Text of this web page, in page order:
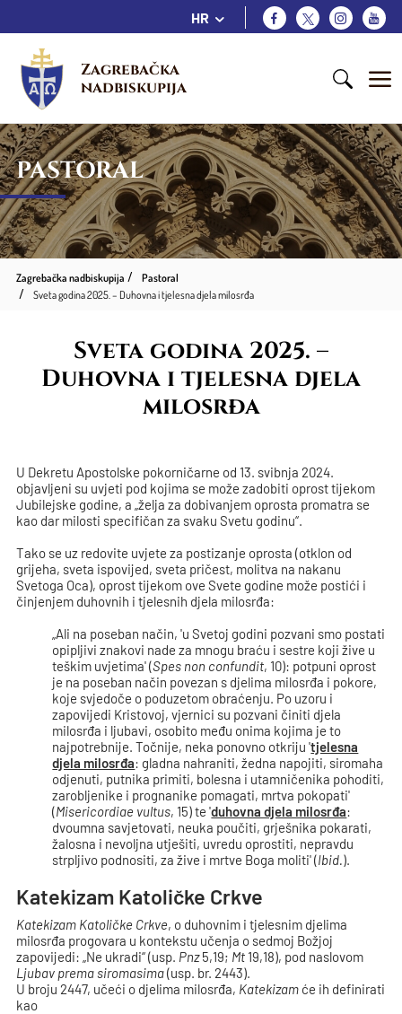
HR
Zagrebačka
nadbiskupija
PASTORAL
Zagrebačka nadbiskupija
Pastoral
Sveta godina 2025. – Duhovna i tjelesna djela milosrđa
Sveta godina 2025. –
Duhovna i tjelesna djela
milosrđa
U Dekretu Apostolske pokorničarne od 13. svibnja 2024.
objavljeni su uvjeti pod kojima se može zadobiti oprost tijekom
Jubilejske godine, a „želja za dobivanjem oprosta promatra se
kao dar milosti specifičan za svaku Svetu godinu“.
Tako se uz redovite uvjete za postizanje oprosta (otklon od
grijeha, sveta ispovijed, sveta pričest, molitva na nakanu
Svetoga Oca), oprost tijekom ove Svete godine može postići i
činjenjem duhovnih i tjelesnih djela milosrđa:
„Ali na poseban način, 'u Svetoj godini pozvani smo postati
opipljivi znakovi nade za mnogu braću i sestre koji žive u
teškim uvjetima' (Spes non confundit, 10): potpuni oprost
je na poseban način povezan s djelima milosrđa i pokore,
koje svjedoče o poduzetom obraćenju. Po uzoru i
zapovijedi Kristovoj, vjernici su pozvani činiti djela
milosrđa i ljubavi, osobito među onima kojima je to
najpotrebnije. Točnije, neka ponovno otkriju 'tjelesna
djela milosrđa: gladna nahraniti, žedna napojiti, siromaha
odjenuti, putnika primiti, bolesna i utamničenika pohoditi,
zarobljenike i prognanike pomagati, mrtva pokopati'
(Misericordiae vultus, 15) te 'duhovna djela milosrđa:
dvoumna savjetovati, neuka poučiti, grješnika pokarati,
žalosna i nevoljna utješiti, uvredu oprostiti, nepravdu
strpljivo podnositi, za žive i mrtve Boga moliti' (Ibid.).
Katekizam Katoličke Crkve
Katekizam Katoličke Crkve, o duhovnim i tjelesnim djelima
milosrđa progovara u kontekstu učenja o sedmoj Božjoj
zapovijedi: „Ne ukradi“ (usp. Pnz5,19; Mt 19,18), pod naslovom
Ljubav prema siromasima(usp. br. 2443).
U broju 2447, učeći o djelima milosrđa, Katekizam će ih definirati
kao